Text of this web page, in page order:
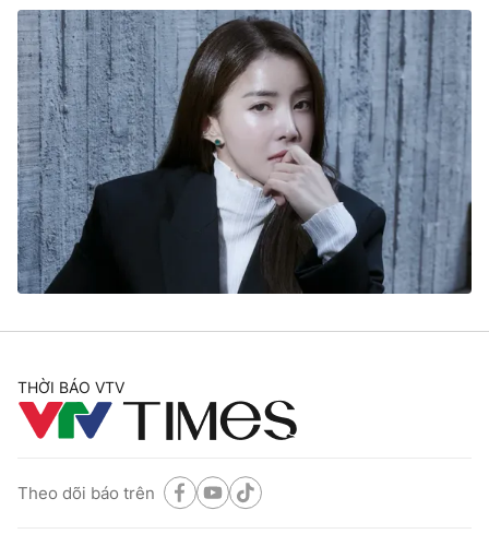
Pháp luật
Y tế
Thế giới
Tin tức
Thế giới đó đây
Câu chuyện quốc tế
Kinh tế
Tài chính
Thị trường
Góc doanh nghiệp
Dữ liệu và đời sống
Truyền hình
Phim VTV
Hậu trường
Giải trí
Điện ảnh
Âm nhạc
Du lịch
THỜI BÁO VTV
Theo dõi báo trên